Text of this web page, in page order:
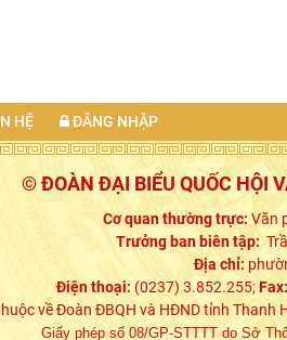
HỆ ĐĂNG NHẬP
© ĐOÀN ĐẠI BIỂU QUỐC HỘI
Cơ quan thường trực: Văn
Trưởng ban biên tập:
Địa chỉ:
Điện thoại: (0237) 3.852.255;Fax:
về Đoàn ĐBQH và HĐND tỉnh Thanh
Giấy phép số 08/GP-STTTT do Sở